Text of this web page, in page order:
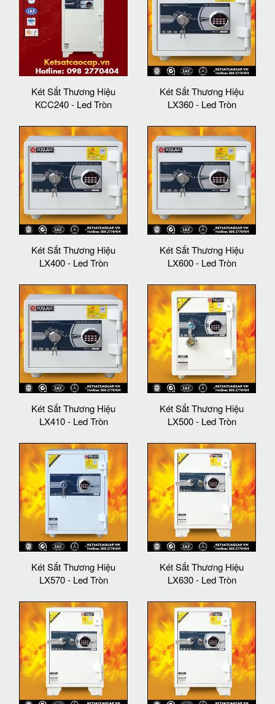
Két Sắt Thương Hiệu
KCC240 - Led Tròn
Két Sắt Thương Hiệu
LX360 - Led Tròn
Két Sắt Thương Hiệu
LX400 - Led Tròn
Két Sắt Thương Hiệu
LX600 - Led Tròn
Két Sắt Thương Hiệu
LX410 - Led Tròn
Két Sắt Thương Hiệu
LX500 - Led Tròn
Két Sắt Thương Hiệu
LX570 - Led Tròn
Két Sắt Thương Hiệu
LX630 - Led Tròn